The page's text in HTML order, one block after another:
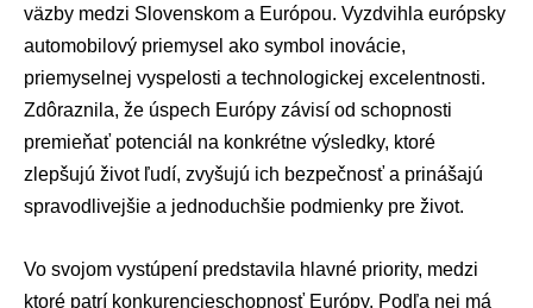
väzby medzi Slovenskom a Európou. Vyzdvihla európsky
automobilový priemysel ako symbol inovácie,
priemyselnej vyspelosti a technologickej excelentnosti.
Zdôraznila, že úspech Európy závisí od schopnosti
premieňať potenciál na konkrétne výsledky, ktoré
zlepšujú život ľudí, zvyšujú ich bezpečnosť a prinášajú
spravodlivejšie a jednoduchšie podmienky pre život.
Vo svojom vystúpení predstavila hlavné priority, medzi
ktoré patrí konkurencieschopnosť Európy. Podľa nej má